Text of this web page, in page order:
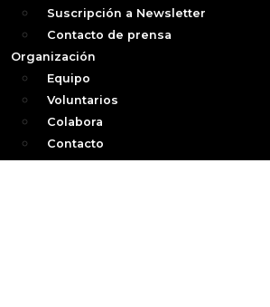
Suscripción a Newsletter
Contacto de prensa
Organización
Equipo
Voluntarios
Colabora
Contacto